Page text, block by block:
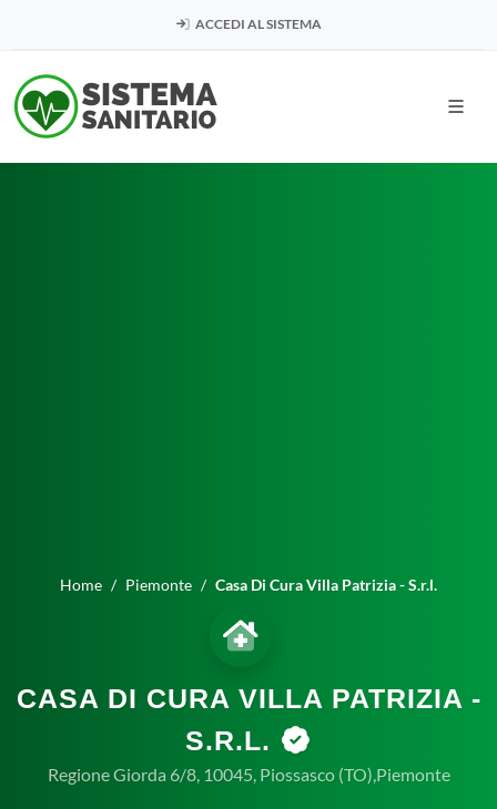
ACCEDI AL SISTEMA
Home Piemonte Casa Di Cura Villa Patrizia - S.r.l.
CASA DI CURA VILLA PATRIZIA -
S.R.L.
Regione Giorda 6/8, 10045, Piossasco (TO),Piemonte